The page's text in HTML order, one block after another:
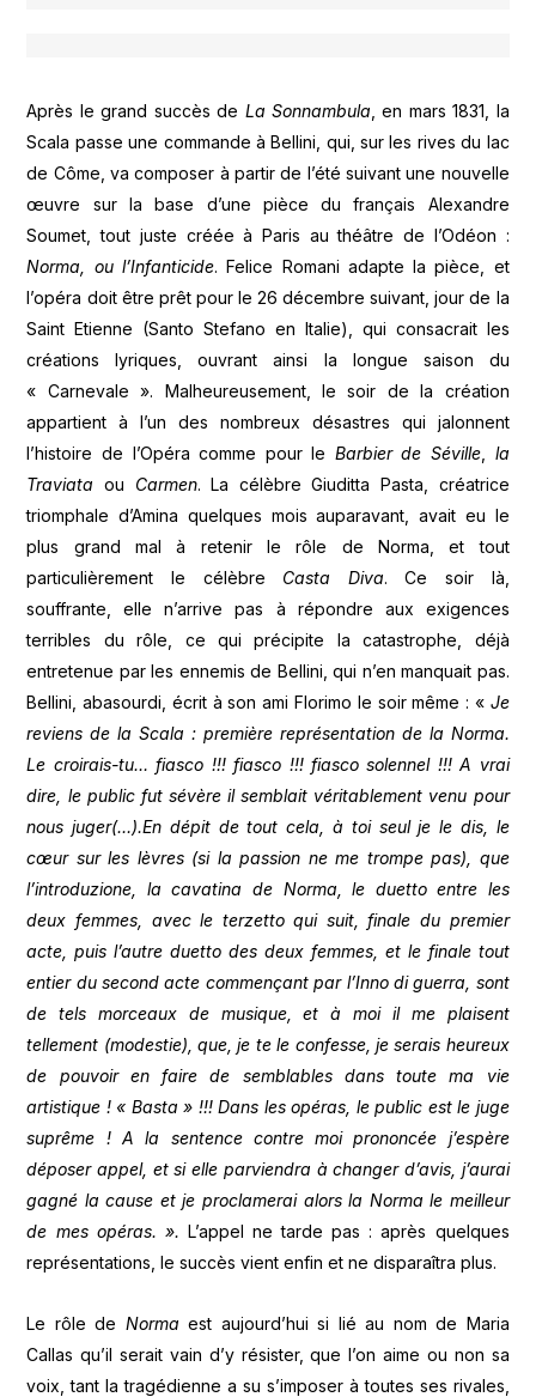
Après le grand succès de La Sonnambula , en mars 1831, la
Scala passe une commande à Bellini, qui, sur les rives du lac
de Côme, va composer à partir de l’été suivant une nouvelle
œuvre sur la base d’une pièce du français Alexandre
Soumet, tout juste créée à Paris au théâtre de l’Odéon :
Norma, ou l’Infanticide. Felice Romani adapte la pièce, et
l’opéra doit être prêt pour le 26 décembre suivant, jour de la
Saint Etienne (Santo Stefano en Italie), qui consacrait les
créations lyriques, ouvrant ainsi la longue saison du
« Carnevale ». Malheureusement, le soir de la création
appartient à l’un des nombreux désastres qui jalonnent
l’histoire de l’Opéra comme pour le Barbier de Séville
la
Traviata ou Carmen. La célèbre Giuditta Pasta, créatrice
triomphale d’Amina quelques mois auparavant, avait eu le
plus grand mal à retenir le rôle de Norma, et tout
particulièrement le célèbre Casta Diva. Ce soir là,
souffrante, elle n’arrive pas à répondre aux exigences
terribles du rôle, ce qui précipite la catastrophe, déjà
entretenue par les ennemis de Bellini, qui n’en manquait pas.
Bellini, abasourdi, écrit à son ami Florimo le soir même : « Je
reviens de la Scala : première représentation de la Norma.
Le croirais-tu… fiasco !!! fiasco !!! fiasco solennel !!! A vrai
dire, le public fut sévère il semblait véritablement venu pour
nous juger(…).En dépit de tout cela, à toi seul je le dis, le
cœur sur les lèvres (si la passion ne me trompe pas), que
l’introduzione, la cavatina de Norma, le duetto entre les
deux femmes, avec le terzetto qui suit, finale du premier
acte, puis l’autre duetto des deux femmes, et le finale tout
entier du second acte commençant par l’Inno di guerra, sont
de tels morceaux de musique, et à moi il me plaisent
tellement (modestie), que, je te le confesse, je serais heureux
de pouvoir en faire de semblables dans toute ma vie
artistique ! « Basta » !!! Dans les opéras, le public est le juge
suprême ! A la sentence contre moi prononcée j’espère
déposer appel, et si elle parviendra à changer d’avis, j’aurai
gagné la cause et je proclamerai alors la Norma le meilleur
de mes opéras. ». L’appel ne tarde pas : après quelques
représentations, le succès vient enfin et ne disparaîtra plus.
Le rôle de Normaest aujourd’hui si lié au nom de Maria
Callas qu’il serait vain d’y résister, que l’on aime ou non sa
voix, tant la tragédienne a su s’imposer à toutes ses rivales,